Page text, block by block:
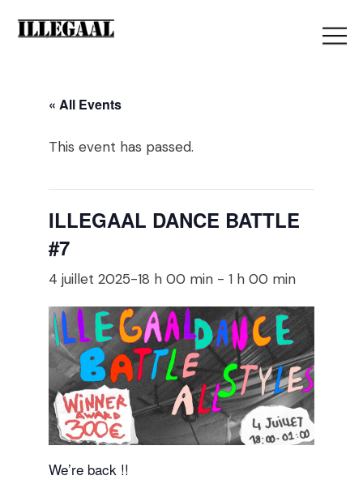
« All Events
This event has passed.
ILLEGAAL DANCE BATTLE
#7
4 juillet 2025-18 h 00 min -1 h 00 min
We’re back !!